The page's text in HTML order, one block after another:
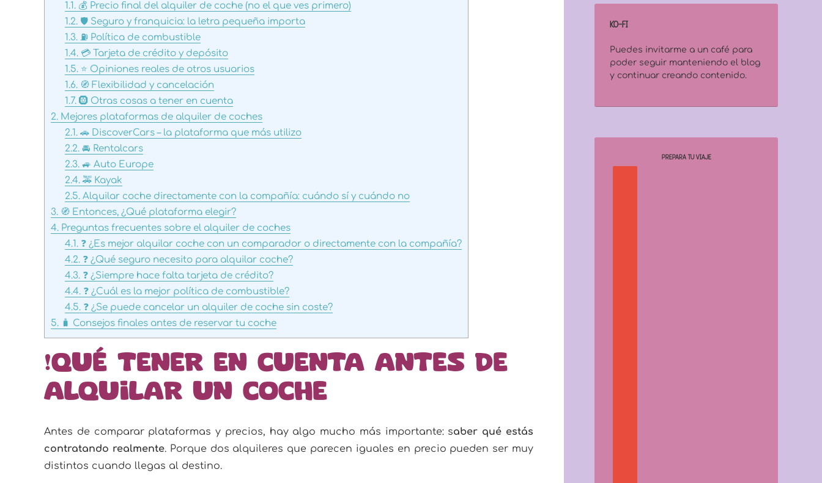
1.1.💰 Precio final del alquiler de coche (no el que ves primero)
1.2.🛡️ Seguro y franquicia: la letra pequeña importa
1.3.⛽ Política de combustible
1.4.💳 Tarjeta de crédito y depósito
1.5.⭐ Opiniones reales de otros usuarios
1.6.🧭 Flexibilidad y cancelación
1.7.🛞 Otras cosas a tener en cuenta
2. Mejores plataformas de alquiler de coches
2.1.🚗 DiscoverCars – la plataforma que más utilizo
2.2.🚘 Rentalcars
2.3.🚙 Auto Europe
2.4.🚕 Kayak
2.5.Alquilar coche directamente con la compañía: cuándo sí y cuándo no
3. 🧭 Entonces, ¿Qué plataforma elegir?
4. Preguntas frecuentes sobre el alquiler de coches
4.1.❓ ¿Es mejor alquilar coche con un comparador o directamente con la compañía?
4.2.❓ ¿Qué seguro necesito para alquilar coche?
4.3.❓ ¿Siempre hace falta tarjeta de crédito?
4.4.❓ ¿Cuál es la mejor política de combustible?
4.5.❓ ¿Se puede cancelar un alquiler de coche sin coste?
5. 🧳 Consejos finales antes de reservar tu coche
❗Qué tener en cuenta antes de
alquilar un coche
Antes de comparar plataformas y precios, hay algo mucho más importante: saber qué estás
contratando realmente. Porque dos alquileres que parecen iguales en precio pueden ser muy
distintos cuando llegas al destino.
KO-FI
Puedes invitarme a un café para
poder seguir manteniendo el blog
y continuar creando contenido.
PREPARA TU VIAJE